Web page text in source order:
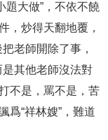
題大做”，不依不饒
，炒得天翻地覆，
老師開除了事，
其他老師沒法對
不是，罵不是，苦
爲“祥林嫂”，難道